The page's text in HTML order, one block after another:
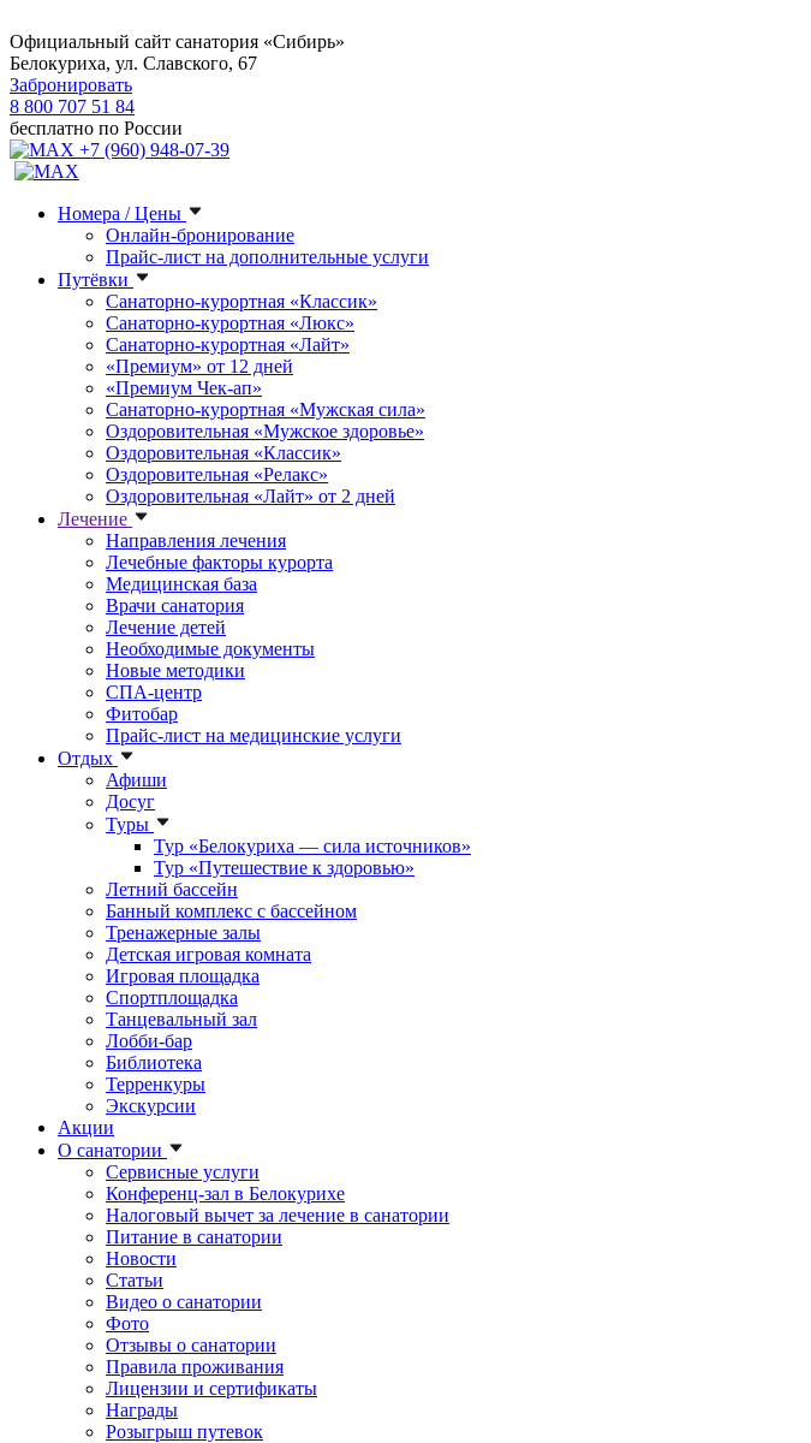
Официальный сайт санатория «Сибирь»
Белокуриха, ул. Славского, 67
Забронировать
8 800 707 51 84
бесплатно по России
+7 (960) 948-07-39
Номера / Цены
Онлайн-бронирование
Прайс-лист на дополнительные услуги
Путёвки
Санаторно-курортная «Классик»
Санаторно-курортная «Люкс»
Санаторно-курортная «Лайт»
«Премиум» от 12 дней
«Премиум Чек-ап»
Санаторно-курортная «Мужская сила»
Оздоровительная «Мужское здоровье»
Оздоровительная «Классик»
Оздоровительная «Релакс»
Оздоровительная «Лайт» от 2 дней
Лечение
Направления лечения
Лечебные факторы курорта
Медицинская база
Врачи санатория
Лечение детей
Необходимые документы
Новые методики
СПА-центр
Фитобар
Прайс-лист на медицинские услуги
Отдых
Афиши
Досуг
Туры
Тур «Белокуриха — сила источников»
Тур «Путешествие к здоровью»
Летний бассейн
Банный комплекс с бассейном
Тренажерные залы
Детская игровая комната
Игровая площадка
Спортплощадка
Танцевальный зал
Лобби-бар
Библиотека
Терренкуры
Экскурсии
Акции
О санатории
Сервисные услуги
Конференц-зал в Белокурихе
Налоговый вычет за лечение в санатории
Питание в санатории
Новости
Статьи
Видео о санатории
Фото
Отзывы о санатории
Правила проживания
Лицензии и сертификаты
Награды
Розыгрыш путевок